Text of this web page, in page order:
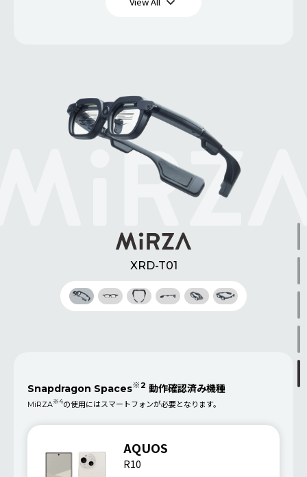
XRD-T01
Snapdragon Spaces※2 動作確認済み機種
MiRZA※4の使用にはスマートフォンが必要となります。
AQUOS
R10